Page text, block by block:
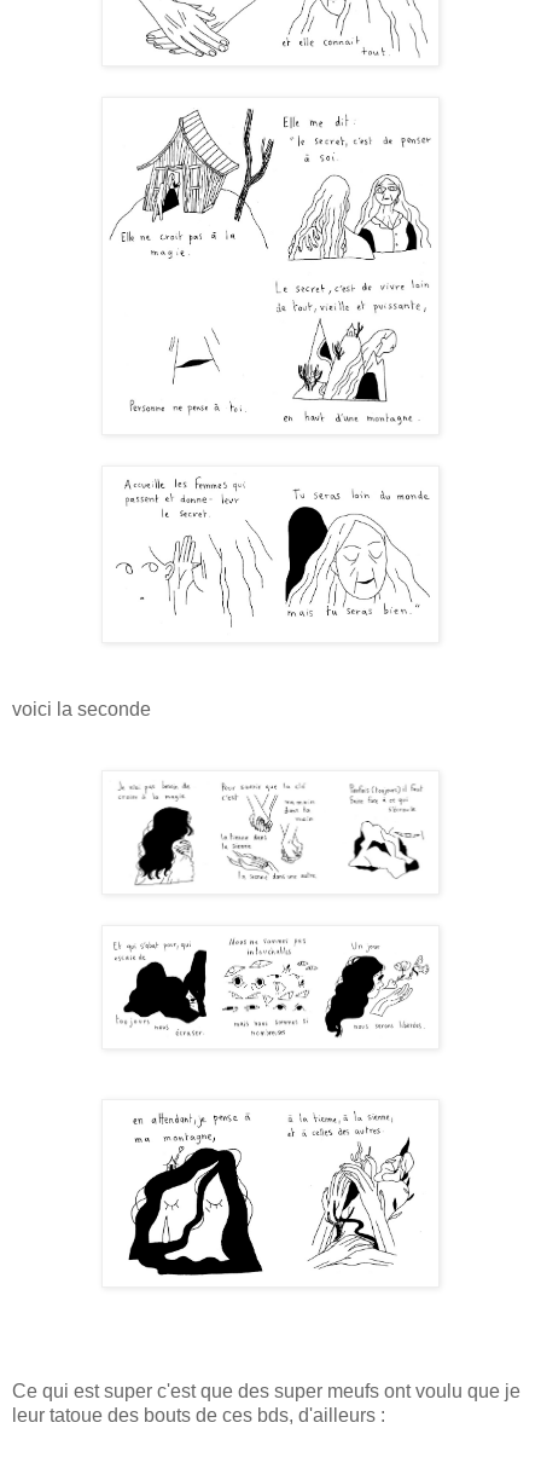
voici la seconde
Ce qui est super c'est que des super meufs ont voulu que je
leur tatoue des bouts de ces bds, d'ailleurs :